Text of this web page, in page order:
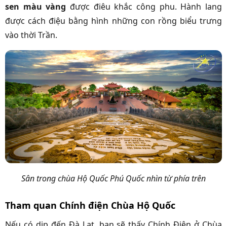
sen màu vàng được điêu khắc công phu. Hành lang
được cách điệu bằng hình những con rồng biểu trưng
vào thời Trần.
Sân trong chùa Hộ Quốc Phú Quốc nhìn từ phía trên
Tham quan Chính điện Chùa Hộ Quốc